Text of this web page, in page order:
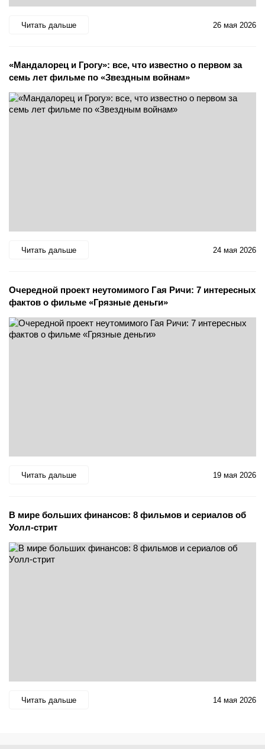
Читать дальше 26 мая 2026
«Мандалорец и Грогу»: все, что известно о первом за
семь лет фильме по «Звездным войнам»
Читать дальше 24 мая 2026
Очередной проект неутомимого Гая Ричи: 7 интересных
фактов о фильме «Грязные деньги»
Читать дальше 19 мая 2026
В мире больших финансов: 8 фильмов и сериалов об
Уолл-стрит
Читать дальше 14 мая 2026